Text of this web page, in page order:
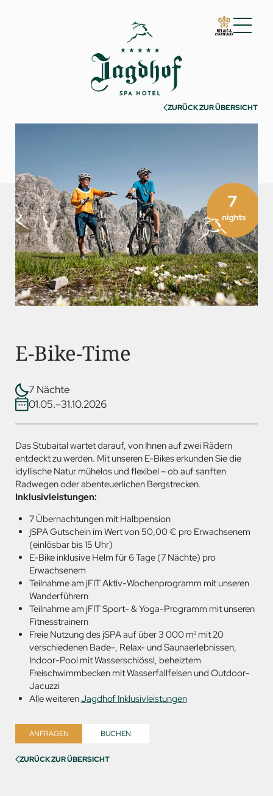
01 Der Jagdhof
02 Zimmer & Suiten
04 Spa & Fitness
07 Events
ZURÜCK ZUR ÜBERSICHT
E-Bike-Time
7 Nächte
01.05.–31.10.2026
Das Stubaital wartet darauf, von Ihnen auf zwei Rädern
entdeckt zu werden. Mit unseren E-Bikes erkunden Sie die
idyllische Natur mühelos und flexibel – ob auf sanften
Radwegen oder abenteuerlichen Bergstrecken.
Inklusivleistungen:
7 Übernachtungen mit Halbpension
jSPA Gutschein im Wert von 50,00 € pro Erwachsenem
(einlösbar bis 15 Uhr)
E-Bike inklusive Helm für 6 Tage (7 Nächte) pro
Erwachsenem
Teilnahme am jFIT Aktiv-Wochenprogramm mit unseren
Wanderführern
Teilnahme am jFIT Sport- & Yoga-Programm mit unseren
Fitnesstrainern
Freie Nutzung des jSPA auf über 3 000 m² mit 20
verschiedenen Bade-, Relax- und Saunaerlebnissen,
Indoor-Pool mit Wasserschlössl, beheiztem
Freischwimmbecken mit Wasserfallfelsen und Outdoor-
Jacuzzi
Alle weiterenJagdhof Inklusivleistungen
ANFRAGEN BUCHEN
ZURÜCK ZUR ÜBERSICHT